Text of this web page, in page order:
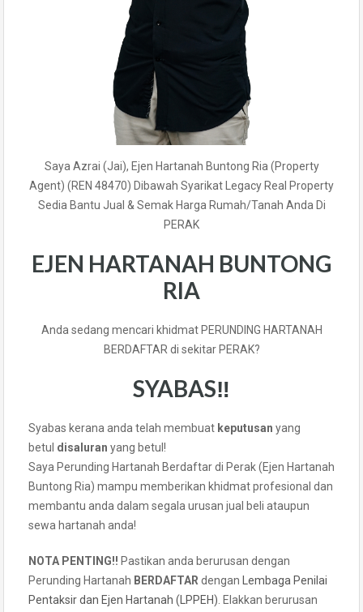
Saya Azrai (Jai), Ejen Hartanah Buntong Ria (Property
Agent) (REN 48470) Dibawah Syarikat Legacy Real Property
Sedia Bantu Jual & Semak Harga Rumah/Tanah Anda Di
PERAK
EJEN HARTANAH BUNTONG
RIA
Anda sedang mencari khidmat PERUNDING HARTANAH
BERDAFTAR di sekitar PERAK?
SYABAS‼️
Syabas kerana anda telah membuat keputusan yang
betul disaluran yang betul!
Saya Perunding Hartanah Berdaftar di Perak (Ejen Hartanah
Buntong Ria) mampu memberikan khidmat profesional dan
membantu anda dalam segala urusan jual beli ataupun
sewa hartanah anda!
NOTA PENTING!! Pastikan anda berurusan dengan
Perunding Hartanah BERDAFTAR dengan
Lembaga Penilai
Pentaksir dan Ejen Hartanah (LPPEH) . Elakkan berurusan